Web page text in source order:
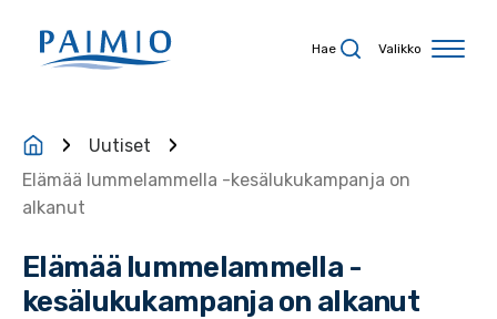
Hae Valikko
Uutiset
Elämää lummelammella -kesälukukampanja on
alkanut
Elämää lummelammella -
kesälukukampanja on alkanut